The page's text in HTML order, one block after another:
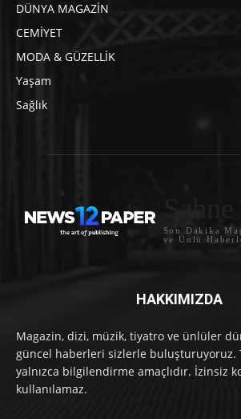
DÜNYA MAGAZİN
CEMİYET
MODA & GÜZELLİK
Yaşam
Sağlık
Son Dakika
ve Ünlü
HAKKIMIZDA
Magazin, dizi, müzik, tiyatro ve ünlüler
güncel haberleri sizlerle buluşturuyoruz.
yalnızca bilgilendirme amaçlıdır. İzinsiz
kullanılamaz.